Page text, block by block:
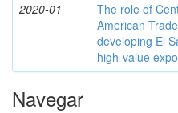
2020-01
The role of
American
developing El
high-value
Navegar